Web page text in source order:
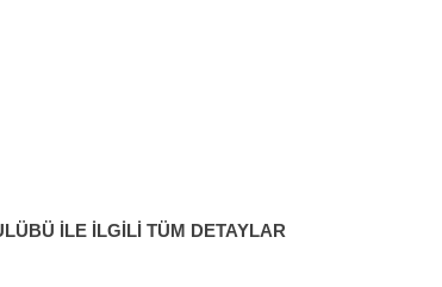
ILE İLGILI TÜM DETAYLAR